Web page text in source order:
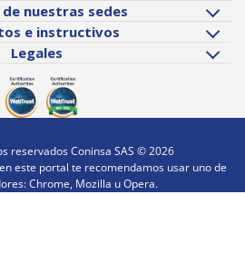
nuestras sedes
e instructivos
Legales
reservados Coninsa SAS ©2026
este portal te recomendamos usar uno de
Chrome, Mozilla u Opera.